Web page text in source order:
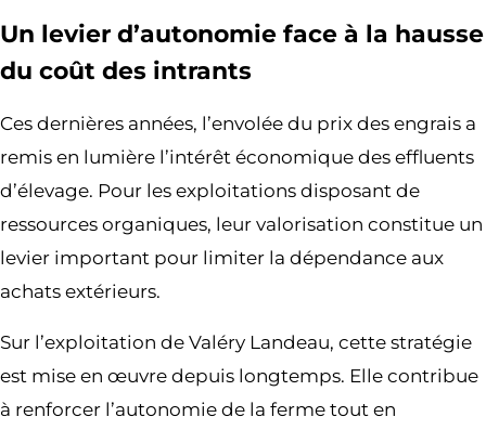
Un levier d’autonomie face à la hausse
du coût des intrants
Ces dernières années, l’envolée du prix des engrais a
remis en lumière l’intérêt économique des effluents
d’élevage. Pour les exploitations disposant de
ressources organiques, leur valorisation constitue un
levier important pour limiter la dépendance aux
achats extérieurs.
Sur l’exploitation de Valéry Landeau, cette stratégie
est mise en œuvre depuis longtemps. Elle contribue
à renforcer l’autonomie de la ferme tout en